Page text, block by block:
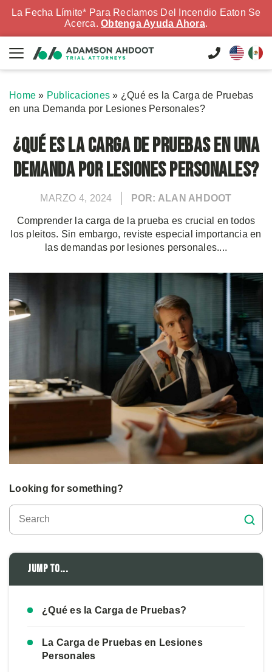
La Fecha Límite* Para Reclamos Del Incendio Eaton Se
Acerca. Obtenga Ayuda Ahora.
Home » Publicaciones » ¿Qué es la Carga de Pruebas
en una Demanda por Lesiones Personales?
¿Qué es la Carga de Pruebas en una
Demanda por Lesiones Personales?
MARZO 4, 2024 POR: ALAN AHDOOT
Comprender la carga de la prueba es crucial en todos
los pleitos. Sin embargo, reviste especial importancia en
las demandas por lesiones personales....
Looking for something?
Jump to...
¿Qué es la Carga de Pruebas?
La Carga de Pruebas en Lesiones
Personales